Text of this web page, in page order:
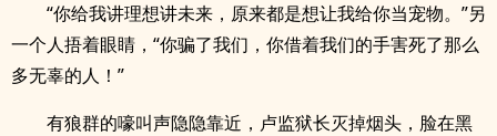
“你给我讲理想讲未来，原来都是想让我给你当宠物。”另
一个人捂着眼睛，“你骗了我们，你借着我们的手害死了那么
多无辜的人！”
有狼群的嚎叫声隐隐靠近，卢监狱长灭掉烟头，脸在黑